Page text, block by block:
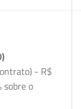
- R$
sobre o